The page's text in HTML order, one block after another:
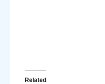
Related